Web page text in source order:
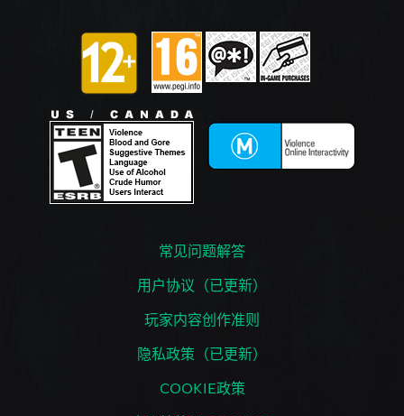
常见问题解答
用户协议（已更新）
玩家内容创作准则
隐私政策（已更新）
COOKIE政策